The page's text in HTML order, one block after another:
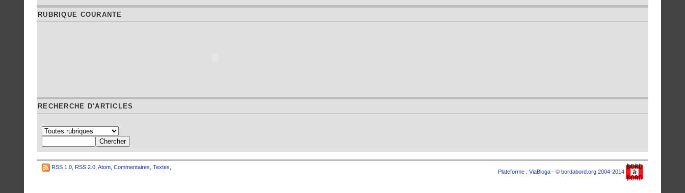
RUBRIQUE COURANTE
RECHERCHE D'ARTICLES
RSS 1.0 RSS 2.0 Atom Commentaires Textes
Plateforme : ViaBloga - © bordabord.org 2004-2014